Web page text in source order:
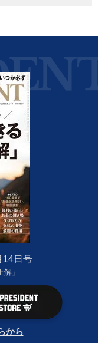
14日号
」
から